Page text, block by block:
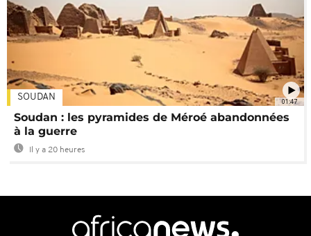
01:47
SOUDAN
Soudan : les pyramides de Méroé abandonnées
à la guerre
Il y a 20 heures